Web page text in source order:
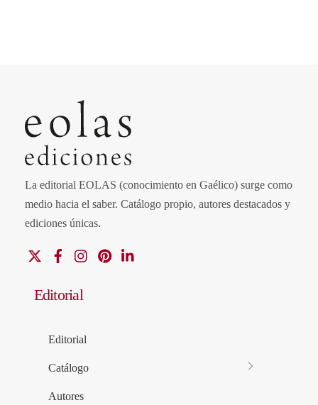
La editorial EOLAS (conocimiento en Gaélico) surge como
medio hacia el saber.Catálogo propio, autores destacados y
ediciones únicas.
FacebookInstagramPinterest
Editorial
Editorial
Catálogo
Autores